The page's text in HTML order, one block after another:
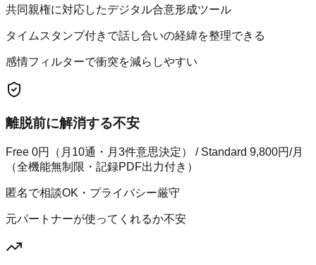
共同親権に対応したデジタル合意形成ツール
タイムスタンプ付きで話し合いの経緯を整理できる
感情フィルターで衝突を減らしやすい
離脱前に解消する不安
Free 0円（月10通・月3件意思決定） / Standard 9,800円/月
（全機能無制限・記録PDF出力付き）
匿名で相談OK・プライバシー厳守
元パートナーが使ってくれるか不安